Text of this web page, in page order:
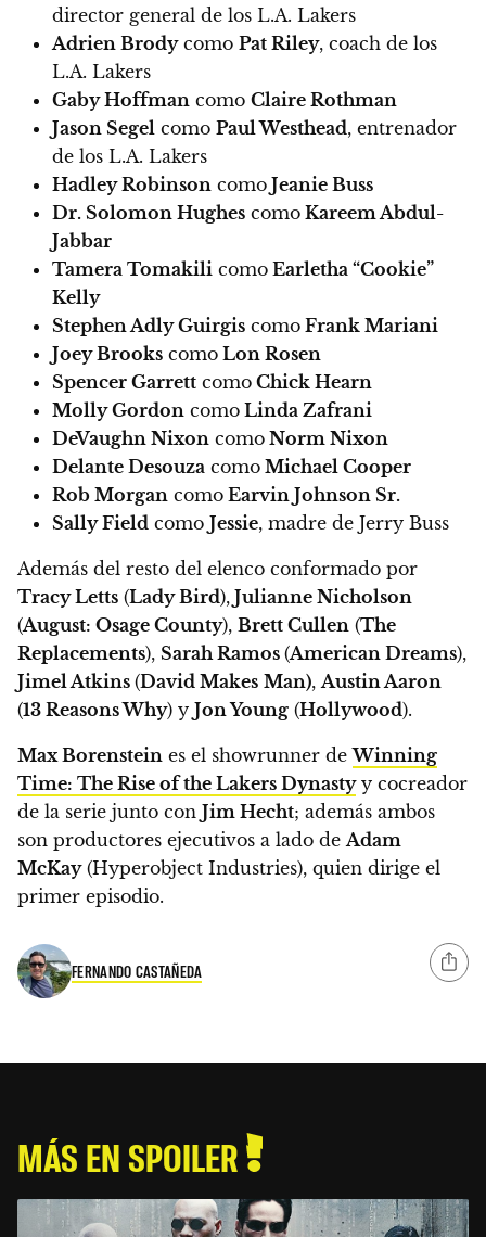
director general de los L.A. Lakers
Adrien Brodycomo Pat Riley, coach de los
L.A. Lakers
Gaby Hoffman como Claire Rothman
Jason Segel como Paul Westhead, entrenador
de los L.A. Lakers
Hadley Robinson como Jeanie Buss
Dr. Solomon Hughes como Kareem Abdul-
Jabbar
Tamera Tomakili como Earletha “Cookie”
Kelly
Stephen Adly Guirgis como Frank Mariani
Joey Brooks como Lon Rosen
Spencer Garrett como Chick Hearn
Molly Gordon como Linda Zafrani
DeVaughn Nixon como Norm Nixon
Delante Desouza como Michael Cooper
Rob Morgan como Earvin Johnson Sr.
Sally Field como Jessie, madre de Jerry Buss
Además del resto del elenco conformado por
Tracy Letts (Lady Bird), Julianne Nicholson
(August: Osage County), Brett Cullen (The
Replacements), Sarah Ramos (American Dreams),
Jimel Atkins (David Makes Man),Austin Aaron
(13 Reasons Why) y Jon Young (Hollywood).
Max Borenstein es el showrunner deWinning
Time: The Rise of the Lakers Dynastyy cocreador
de la serie junto con Jim Hecht; además ambos
son productores ejecutivos a lado deAdam
McKay(Hyperobject Industries), quien dirige el
primer episodio.
FERNANDO CASTAÑEDA
MÁS EN SPOILER